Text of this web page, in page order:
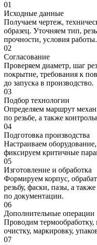
01
Исходные данные
Получаем чертеж,
образец. Уточняем тип,
прочности, условия работы.
02
Согласование
Проверяем диаметр, шаг
покрытие, требования к
до запуска в производство.
03
Подбор технологии
Определяем маршрут
по резьбе, а также
04
Подготовка производства
Настраиваем
фиксируем критичные
05
Изготовление и обработка
Формируем корпус,
резьбу, фаски, пазы, а
по документации.
06
Дополнительные операции
Проводим
очистку, маркировку,
07